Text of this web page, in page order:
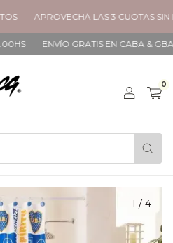
APROVECHÁ LAS 3 CUOTAS SIN
ENVÍO GRATIS EN CABA & GBA A
0
1 / 4